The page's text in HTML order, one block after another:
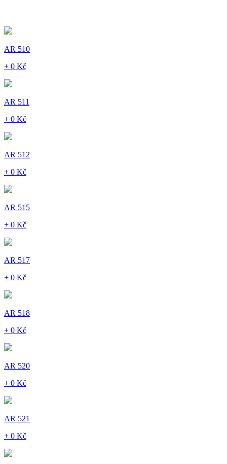
AR 510
+ 0 Kč
AR 511
+ 0 Kč
AR 512
+ 0 Kč
AR 515
+ 0 Kč
AR 517
+ 0 Kč
AR 518
+ 0 Kč
AR 520
+ 0 Kč
AR 521
+ 0 Kč